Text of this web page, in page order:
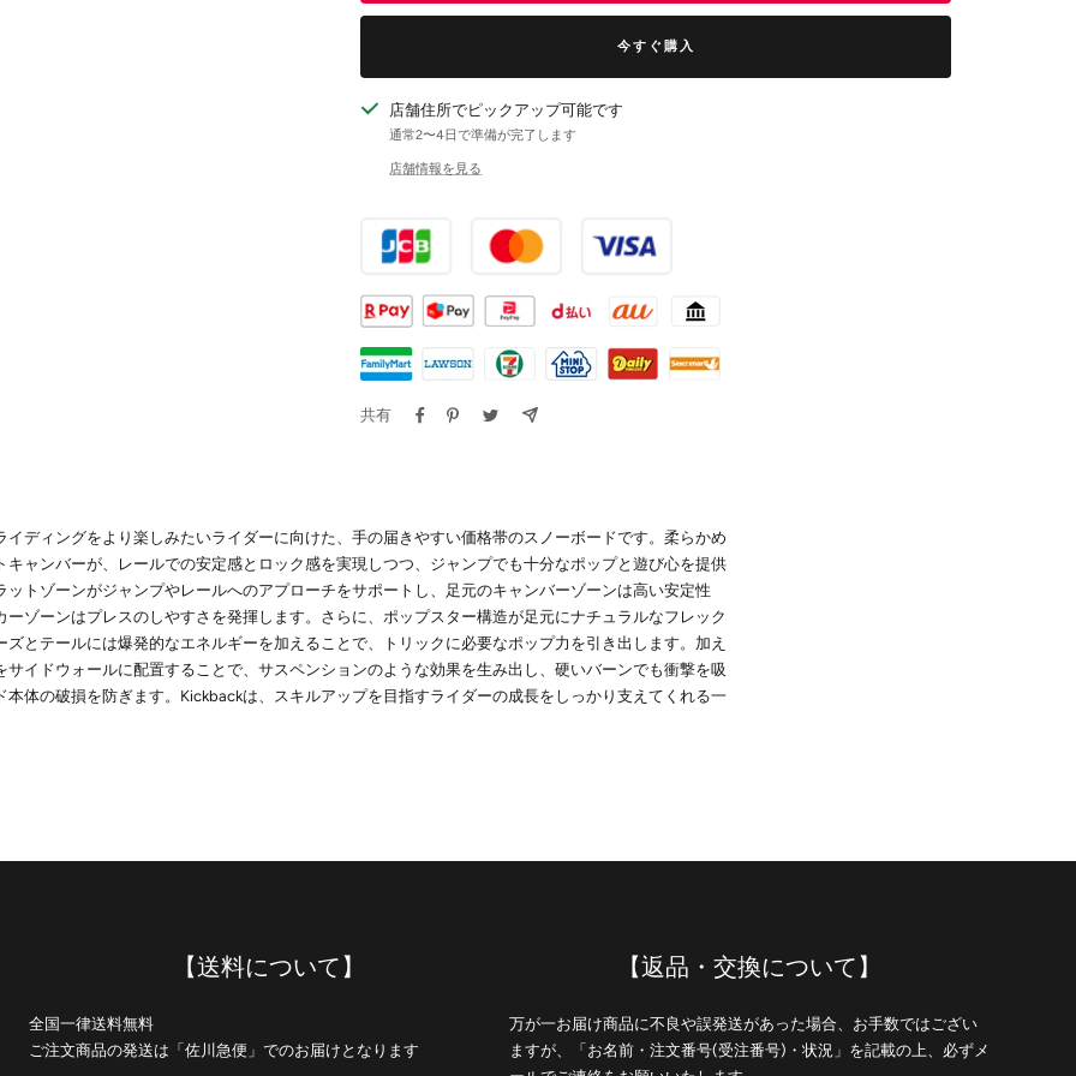
す
す
今すぐ購入
店舗住所でピックアップ可能です
通常2〜4日で準備が完了します
店舗情報を見る
共有
イディングをより楽しみたいライダーに向けた、手の届きやすい価格帯のスノーボードです。柔らかめ
キャンバーが、レールでの安定感とロック感を実現しつつ、ジャンプでも十分なポップと遊び心を提供
ットゾーンがジャンプやレールへのアプローチをサポートし、足元のキャンバーゾーンは高い安定性
ーゾーンはプレスのしやすさを発揮します。さらに、ポップスター構造が足元にナチュラルなフレック
ズとテールには爆発的なエネルギーを加えることで、トリックに必要なポップ力を引き出します。加え
サイドウォールに配置することで、サスペンションのような効果を生み出し、硬いバーンでも衝撃を吸
本体の破損を防ぎます。Kickbackは、スキルアップを目指すライダーの成長をしっかり支えてくれる一
【送料について】
全国一律送料無料
ご注文商品の発送は「佐川急便」でのお届けとなります
【返品・交換について】
万が一お届け商品に不良や誤発送があった場合、お手数ではござい
ますが、「お名前・注文番号(受注番号)・状況」を記載の上、必ずメ